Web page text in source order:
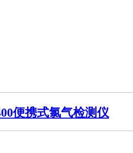
便携式氯气检测仪